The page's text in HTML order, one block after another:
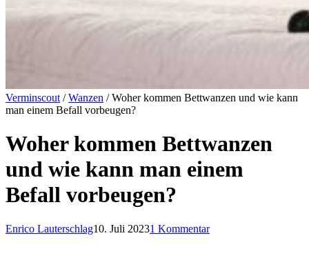
Verminscout /Wanzen / Woher kommen Bettwanzen und wie kann
man einem Befall vorbeugen?
Woher kommen Bettwanzen
und wie kann man einem
Befall vorbeugen?
Enrico Lauterschlag10. Juli 20231 Kommentar